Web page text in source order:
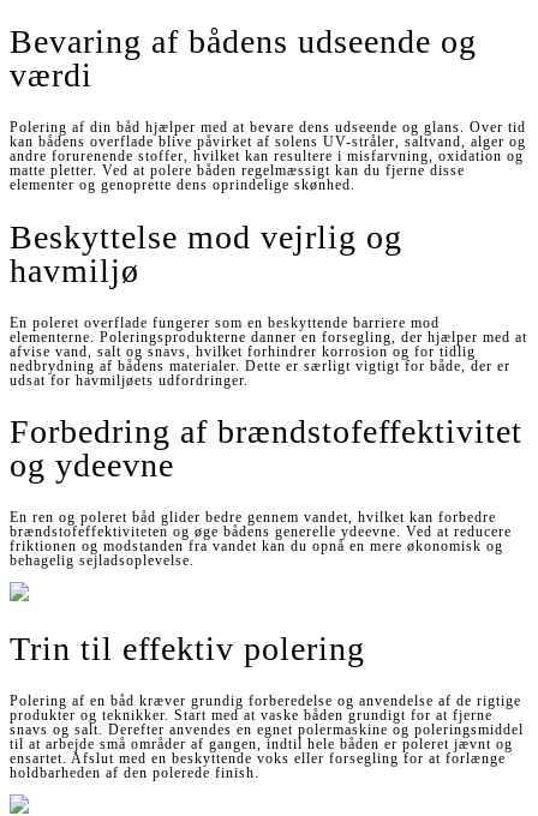
Bevaring af bådens udseende og
værdi
Polering af din båd hjælper med at bevare dens udseende og glans. Over tid
kan bådens overflade blive påvirket af solens UV-stråler, saltvand, alger og
andre forurenende stoffer, hvilket kan resultere i misfarvning, oxidation og
matte pletter. Ved at polere båden regelmæssigt kan du fjerne disse
elementer og genoprette dens oprindelige skønhed.
Beskyttelse mod vejrlig og
havmiljø
En poleret overflade fungerer som en beskyttende barriere mod
elementerne. Poleringsprodukterne danner en forsegling, der hjælper med at
afvise vand, salt og snavs, hvilket forhindrer korrosion og for tidlig
nedbrydning af bådens materialer. Dette er særligt vigtigt for både, der er
udsat for havmiljøets udfordringer.
Forbedring af brændstofeffektivitet
og ydeevne
En ren og poleret båd glider bedre gennem vandet, hvilket kan forbedre
brændstofeffektiviteten og øge bådens generelle ydeevne. Ved at reducere
friktionen og modstanden fra vandet kan du opnå en mere økonomisk og
behagelig sejladsoplevelse.
Trin til effektiv polering
Polering af en båd kræver grundig forberedelse og anvendelse af de rigtige
produkter og teknikker. Start med at vaske båden grundigt for at fjerne
snavs og salt. Derefter anvendes en egnet polermaskine og poleringsmiddel
til at arbejde små områder af gangen, indtil hele båden er poleret jævnt og
ensartet. Afslut med en beskyttende voks eller forsegling for at forlænge
holdbarheden af den polerede finish.